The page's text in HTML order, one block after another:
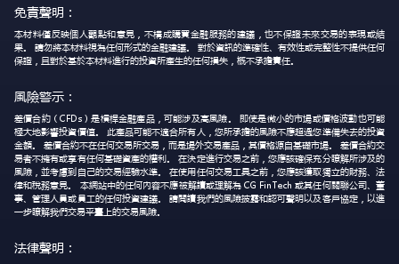
免責聲明：
本材料僅反映個人觀點和意見，不構成購買金融服務的建議，也不保證未來交易的表現或結
果。 請勿將本材料視為任何形式的金融建議。 對於資訊的準確性、有效性或完整性不提供任何
保證，且對於基於本材料進行的投資所產生的任何損失，概不承擔責任。
風險警示：
差價合約（CFDs）是槓桿金融產品，可能涉及高風險。 即使是微小的市場或價格波動也可能
極大地影響投資價值。 此產品可能不適合所有人，您所承擔的風險不應超過您準備失去的投資
金額。 差價合約不在任何交易所交易，而是場外交易產品，其價格源自基礎市場。 差價合約交
易者不擁有或享有任何基礎資產的權利。 在決定進行交易之前，您應該確保充分瞭解所涉及的
風險，並考慮到自己的交易經驗水準。 在使用任何交易工具之前，您應該獲取獨立的財務、法
律和稅務意見。 本網站中的任何內容不應被解讀或理解為 CG FinTech 或其任何關聯公司、董
事、管理人員或員工的任何投資建議。 請閱讀我們的風險披露和認可聲明以及客戶協定，以進
一步瞭解我們交易平臺上的交易風險。
法律聲明：